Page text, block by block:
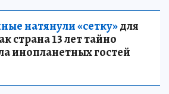
натянули «сетку»для
страна 13 лет тайно
инопланетных гостей